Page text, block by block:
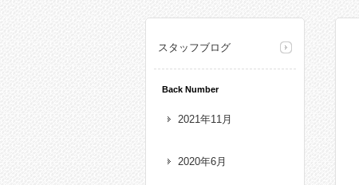
スタッフブログ
Back Number
2021年11月
2020年6月